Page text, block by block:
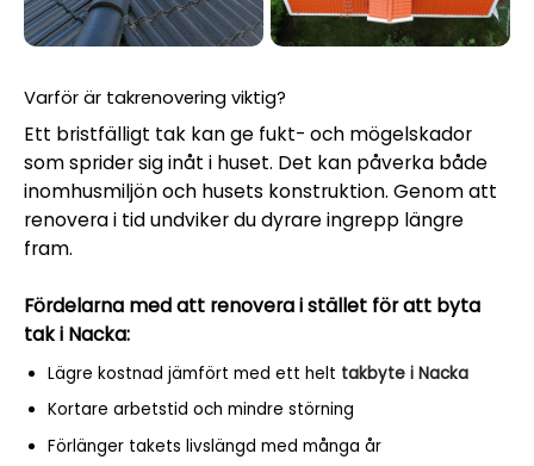
Varför är takrenovering viktig?
Ett bristfälligt tak kan ge fukt- och mögelskador
som sprider sig inåt i huset. Det kan påverka både
inomhusmiljön och husets konstruktion. Genom att
renovera i tid undviker du dyrare ingrepp längre
fram.
Fördelarna med att renovera i stället för att byta
tak i Nacka:
Lägre kostnad jämfört med ett helt takbyte i Nacka
Kortare arbetstid och mindre störning
Förlänger takets livslängd med många år